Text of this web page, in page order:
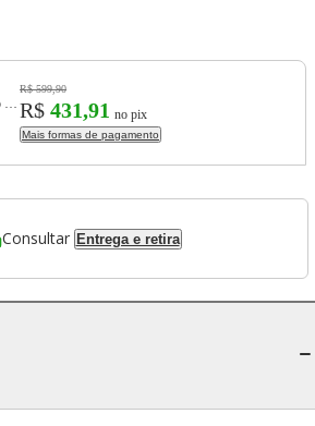
Barbeador Elétrico Shaver Aqua Pro be emotion men
R$ 599,90
R$ 431,91 no pix
Mais formas de pagamento
Consultar Entrega e retira